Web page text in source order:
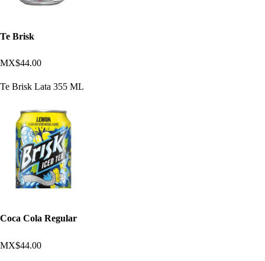
Te Brisk
MX$44.00
Te Brisk Lata 355 ML
Coca Cola Regular
MX$44.00